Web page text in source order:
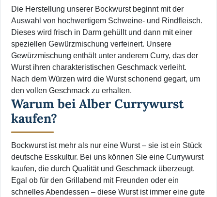
Die Herstellung unserer Bockwurst beginnt mit der
Auswahl von hochwertigem Schweine- und Rindfleisch.
Dieses wird frisch in Darm gehüllt und dann mit einer
speziellen Gewürzmischung verfeinert. Unsere
Gewürzmischung enthält unter anderem Curry, das der
Wurst ihren charakteristischen Geschmack verleiht.
Nach dem Würzen wird die Wurst schonend gegart, um
den vollen Geschmack zu erhalten.
Warum bei Alber Currywurst
kaufen?
Bockwurst ist mehr als nur eine Wurst – sie ist ein Stück
deutsche Esskultur. Bei uns können Sie eine Currywurst
kaufen, die durch Qualität und Geschmack überzeugt.
Egal ob für den Grillabend mit Freunden oder ein
schnelles Abendessen – diese Wurst ist immer eine gute